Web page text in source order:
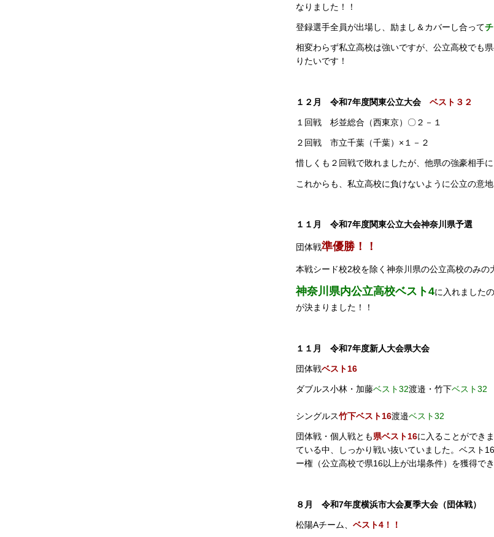
なりました！！
登録選手全員が出場し、励まし＆カバーし合って
相変わらず私立高校は強いですが、公立高校でも
りたいです！
１２月 令和7年度関東公立大会 ベスト３２
１回戦 杉並総合（西東京）〇２－１
２回戦 市立千葉（千葉）×１－２
惜しくも２回戦で敗れましたが、他県の強豪相手に
これからも、私立高校に負けないように公立の意
１１月 令和7年度関東公立大会神奈川県予選
団体戦準優勝！！
本戦シード校2校を除く神奈川県の公立高校のみの
神奈川県内公立高校ベスト4に入れました
が決まりました！！
１１月 令和7年度新人大会県大会
団体戦ベスト16
ダブルス小林・加藤ベスト32渡邉・竹下ベスト32
シングルス竹下ベスト16渡邉ベスト32
団体戦・個人戦とも県ベスト16に入ることができ
ている中、しっかり戦い抜いていました。ベスト
ー権（公立高校で県16以上が出場条件）を獲得で
８月 令和7年度横浜市大会夏季大会（団体戦）
松陽Aチーム、 ベスト4！！